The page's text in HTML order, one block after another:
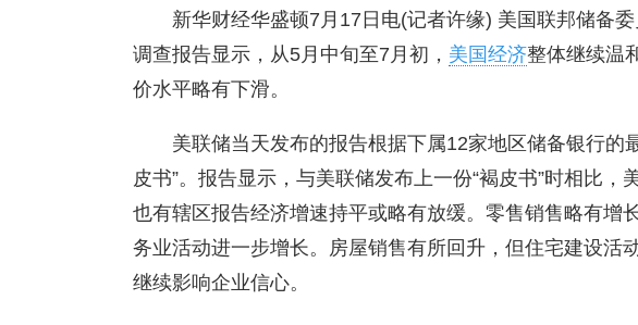
沥青期
恒生聚
新华财经华盛顿7月17日电(记者许缘) 美国联邦储备
调查报告显示，从5月中旬至7月初， 美国经济整体继续温
价水平略有下滑。
美联储当天发布的报告根据下属12家地区储备银行的
皮书”。报告显示，与美联储发布上一份“褐皮书”时相比，
也有辖区报告经济增速持平或略有放缓。零售销售略有增
务业活动进一步增长。房屋销售有所回升，但住宅建设活
继续影响企业信心。